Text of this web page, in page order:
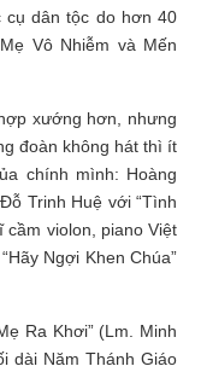
cụ dân tộc do hơn 40
Vô Nhiễm và Mến
xướng hơn, nhưng
đoàn không hát thì ít
chính mình: Hoàng
Trinh Huệ với “Tình
cầm violon, piano Việt
Ngợi Khen Chúa”
Ra Khơi” (Lm. Minh
dài Năm Thánh Giáo